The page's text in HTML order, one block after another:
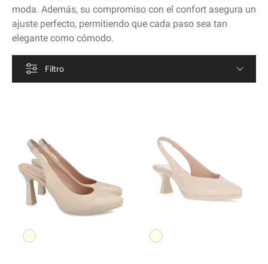
moda. Además, su compromiso con el confort asegura un
ajuste perfecto, permitiendo que cada paso sea tan
elegante como cómodo.
Filtro